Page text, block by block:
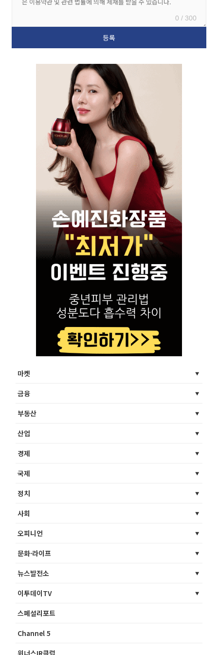
0 / 300
마켓
금융
부동산
산업
경제
국제
정치
사회
오피니언
문화·라이프
뉴스발전소
이투데이TV
스페셜리포트
Channel 5
위너스IR클럽